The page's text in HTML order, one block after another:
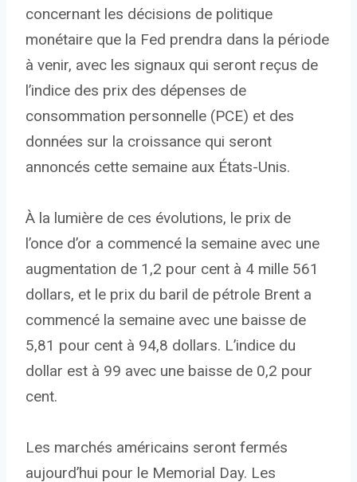
concernant les décisions de politique
monétaire que la Fed prendra dans la période
à venir, avec les signaux qui seront reçus de
l’indice des prix des dépenses de
consommation personnelle (PCE) et des
données sur la croissance qui seront
annoncés cette semaine aux États-Unis.
À la lumière de ces évolutions, le prix de
l’once d’or a commencé la semaine avec une
augmentation de 1,2 pour cent à 4 mille 561
dollars, et le prix du baril de pétrole Brent a
commencé la semaine avec une baisse de
5,81 pour cent à 94,8 dollars. L’indice du
dollar est à 99 avec une baisse de 0,2 pour
cent.
Les marchés américains seront fermés
aujourd’hui pour le Memorial Day. Les